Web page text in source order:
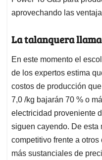
aprovechando las
La talanquera
En este momento el
de los expertos estima
costos de producción
7,0 /kg bajarán 70 % o
electricidad proveniente
siguen cayendo. De esta
competitivo frente a
más sustanciales de